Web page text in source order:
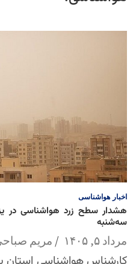
اخبار هواشناسی
هشدار سطح زرد هواشناسی در
سه‌شنبه
مرداد ۵, ۱۴۰۵ مریم